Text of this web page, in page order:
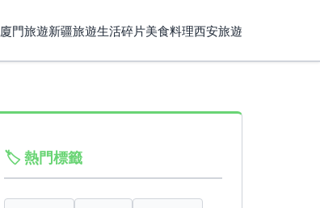
廈門旅遊新疆旅遊生活碎片美食料理西安旅遊
🏷️ 熱門標籤